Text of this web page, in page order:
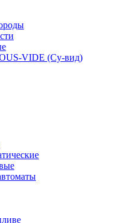
VIDE (Су-вид)